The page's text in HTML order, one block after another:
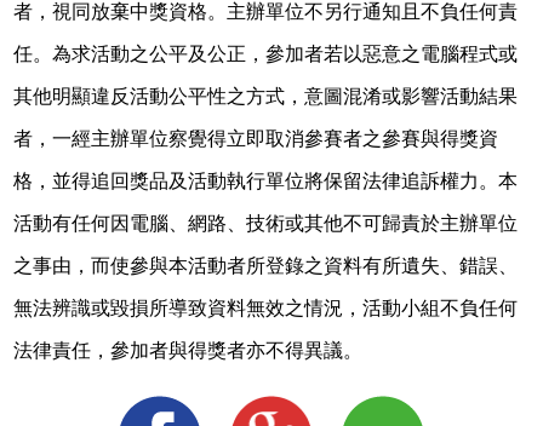
者，視同放棄中獎資格。主辦單位不另行通知且不負任何責
任。為求活動之公平及公正，參加者若以惡意之電腦程式或
其他明顯違反活動公平性之方式，意圖混淆或影響活動結果
者，一經主辦單位察覺得立即取消參賽者之參賽與得獎資
格，並得追回獎品及活動執行單位將保留法律追訴權力。本
活動有任何因電腦、網路、技術或其他不可歸責於主辦單位
之事由，而使參與本活動者所登錄之資料有所遺失、錯誤、
無法辨識或毀損所導致資料無效之情況，活動小組不負任何
法律責任，參加者與得獎者亦不得異議。